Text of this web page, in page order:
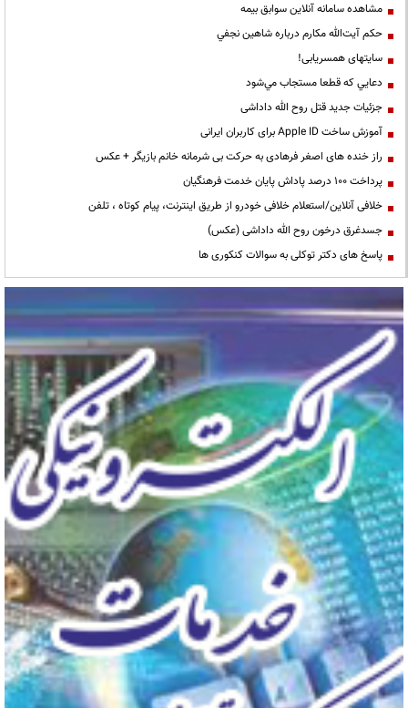
مشاهده سامانه آنلاين سوابق بیمه
حكم آيت‌الله مكارم درباره شاهين نجفي
سایتهای همسریابی!
دعايي كه قطعا مستجاب مي‌شود
جزئیات جدید قتل روح الله داداشی
آموزش ساخت Apple ID برای کاربران ایرانی
راز خنده های اصغر فرهادی به حرکت بی شرمانه خانم بازیگر + عکس
پرداخت ۱۰۰ درصد پاداش پایان خدمت فرهنگیان
خلافی آنلاین/استعلام خلافی خودرو از طریق اینترنت، پیام کوتاه ، تلفن
جسدغرق درخون روح الله داداشی (عکس)
پاسخ های دکتر توکلی به سوالات کنکوری ها